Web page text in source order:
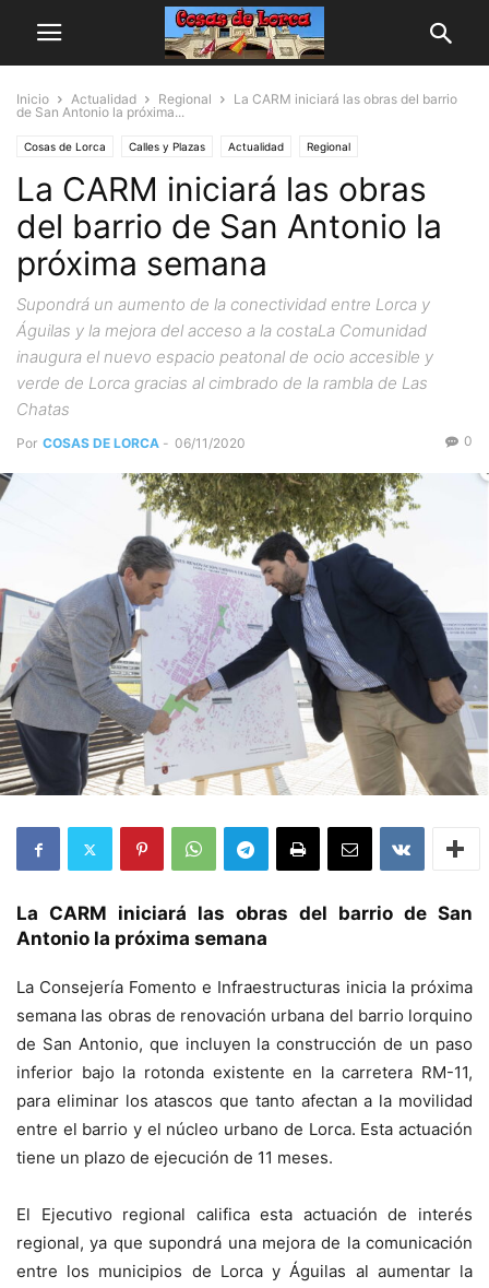
Inicio Actualidad Regional
La CARM iniciará las obras del barrio
de San Antonio la próxima...
Cosas de Lorca Calles y Plazas Actualidad Regional
La CARM iniciará las obras
del barrio de San Antonio la
próxima semana
Supondrá un aumento de la conectividad entre Lorca y
Águilas y la mejora del acceso a la costaLa Comunidad
inaugura el nuevo espacio peatonal de ocio accesible y
verde de Lorca gracias al cimbrado de la rambla de Las
Chatas
Por COSAS DE LORCA - 06/11/2020 0
La CARM iniciará las obras del barrio de San
Antonio la próxima semana
La Consejería Fomento e Infraestructuras inicia la próxima
semana las obras de renovación urbana del barrio lorquino
de San Antonio, que incluyen la construcción de un paso
inferior bajo la rotonda existente en la carretera RM-11,
para eliminar los atascos que tanto afectan a la movilidad
entre el barrio y el núcleo urbano de Lorca. Esta actuación
tiene un plazo de ejecución de 11 meses.
El Ejecutivo regional califica esta actuación de interés
regional, ya que supondrá una mejora de la comunicación
entre los municipios de Lorca y Águilas al aumentar la